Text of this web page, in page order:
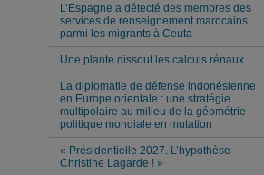
L’Espagne a détecté des membres des
services de renseignement marocains
parmi les migrants à Ceuta
Une plante dissout les calculs rénaux
La diplomatie de défense indonésienne
en Europe orientale : une stratégie
multipolaire au milieu de la géométrie
politique mondiale en mutation
« Présidentielle 2027. L’hypothèse
Christine Lagarde ! »